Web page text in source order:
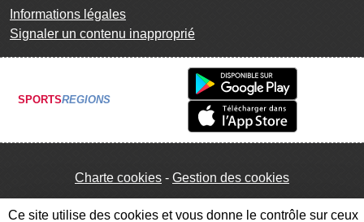
Informations légales
Signaler un contenu inapproprié
SPORTSREGIONS
Charte cookies Gestion des cookies
Ce site utilise des cookies et vous donne le contrôle sur ceux